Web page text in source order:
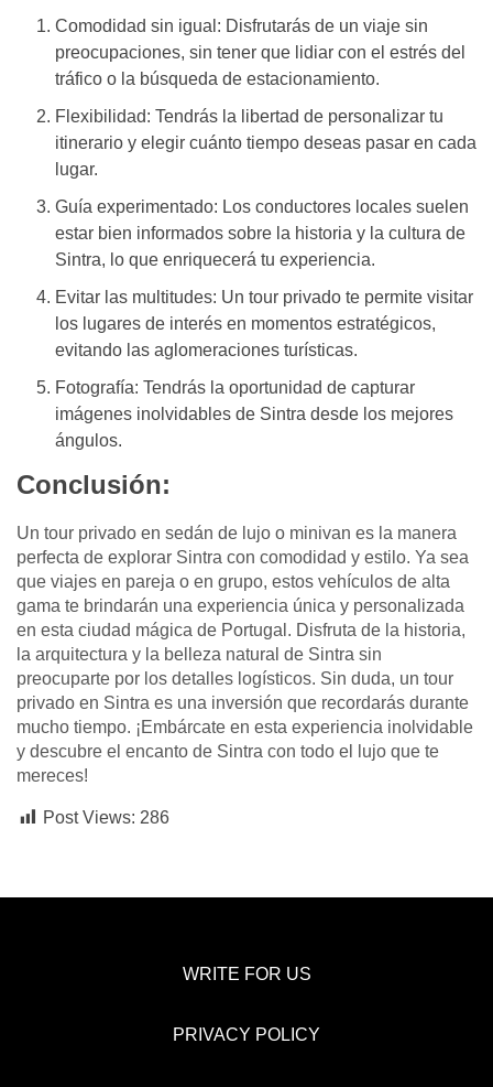
Comodidad sin igual: Disfrutarás de un viaje sin
preocupaciones, sin tener que lidiar con el estrés del
tráfico o la búsqueda de estacionamiento.
Flexibilidad: Tendrás la libertad de personalizar tu
itinerario y elegir cuánto tiempo deseas pasar en cada
lugar.
Guía experimentado: Los conductores locales suelen
estar bien informados sobre la historia y la cultura de
Sintra, lo que enriquecerá tu experiencia.
Evitar las multitudes: Un tour privado te permite visitar
los lugares de interés en momentos estratégicos,
evitando las aglomeraciones turísticas.
Fotografía: Tendrás la oportunidad de capturar
imágenes inolvidables de Sintra desde los mejores
ángulos.
Conclusión:
Un tour privado en sedán de lujo o minivan es la manera
perfecta de explorar Sintra con comodidad y estilo. Ya sea
que viajes en pareja o en grupo, estos vehículos de alta
gama te brindarán una experiencia única y personalizada
en esta ciudad mágica de Portugal. Disfruta de la historia,
la arquitectura y la belleza natural de Sintra sin
preocuparte por los detalles logísticos. Sin duda, un tour
privado en Sintra es una inversión que recordarás durante
mucho tiempo. ¡Embárcate en esta experiencia inolvidable
y descubre el encanto de Sintra con todo el lujo que te
mereces!
Post Views: 286
WRITE FOR US
PRIVACY POLICY